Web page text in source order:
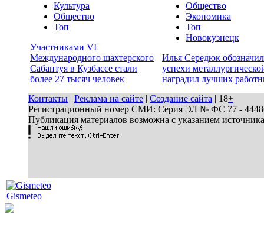
Культура
Общество
Топ
Участниками VI
Международного шахтерского
Сабантуя в Кузбассе стали
более 27 тысяч человек
Общество
Экономика
Топ
Новокузнецк
Илья Середюк
успехи
наградил лучших
Контакты | Реклама на сайте | Создание сайта | 18+
Регистрационный номер СМИ: Серия ЭЛ № ФС 77 - 44486
Публикация материалов возможна с указанием
Gismeteo